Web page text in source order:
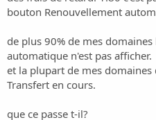
bouton Renouvellement
de plus 90% de mes
automatique n'est pas afficher.
et la plupart de mes
Transfert en cours.
que ce passe t-il?